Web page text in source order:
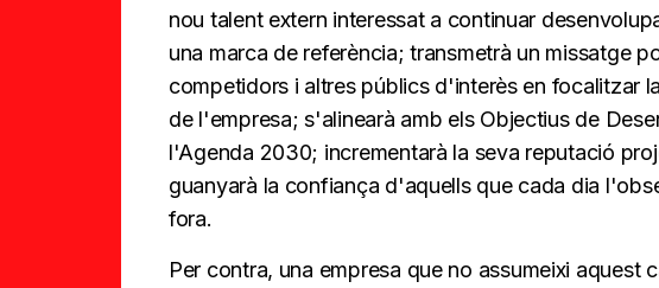
nou talent extern interessat a continuar
una marca de referència; transmetrà un missatge
competidors i altres públics d'interès en focalitzar
de l'empresa; s'alinearà amb els Objectius de
l'Agenda 2030; incrementarà la seva reputació
guanyarà la confiança d'aquells que cada dia
fora.
Per contra, una empresa que no assumeixi aquest